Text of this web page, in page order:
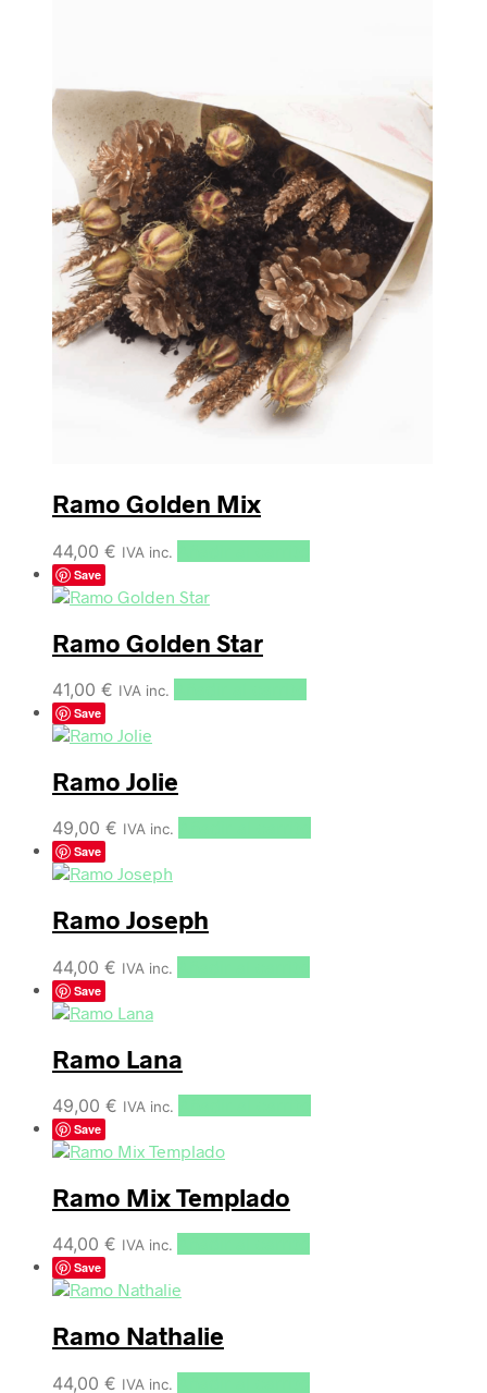
Ramo Golden Mix
44,00 € IVA inc.
Save
Ramo Golden Star
41,00 € IVA inc.
Save
Ramo Jolie
49,00 € IVA inc.
Save
Ramo Joseph
44,00 € IVA inc.
Save
Ramo Lana
49,00 € IVA inc.
Save
Ramo Mix Templado
44,00 € IVA inc.
Save
Ramo Nathalie
44,00 € IVA inc.